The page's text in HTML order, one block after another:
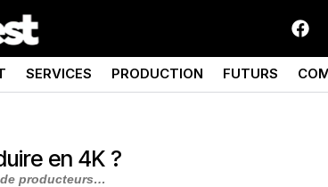
SERVICES PRODUCTION FUTURS
en 4K ?
producteurs…